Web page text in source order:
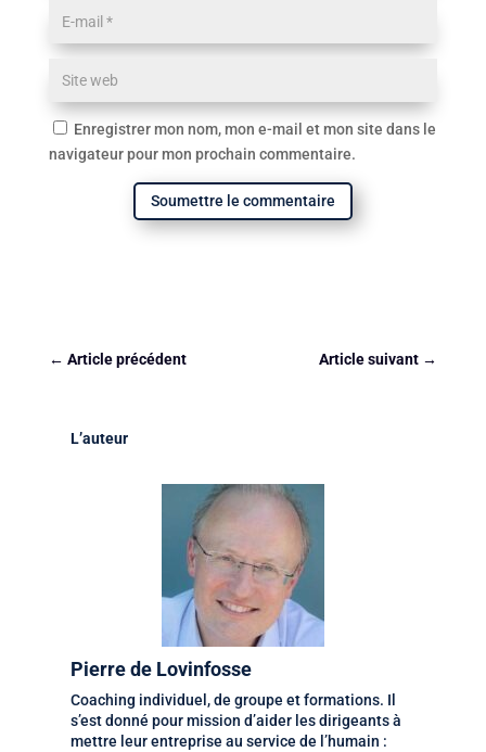
Enregistrer mon nom, mon e-mail et mon site dans le
navigateur pour mon prochain commentaire.
Soumettre le commentaire
← Article précédent Article suivant →
L’auteur
Pierre de Lovinfosse
Coaching individuel, de groupe et formations. Il
s’est donné pour mission d’aider les dirigeants à
mettre leur entreprise au service de l’humain :